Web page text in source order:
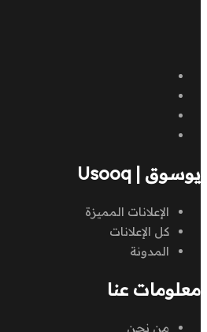
يوسوق | Usooq
الإعلانات المميزة
كل الإعلانات
المدونة
معلومات عنا
من نحن